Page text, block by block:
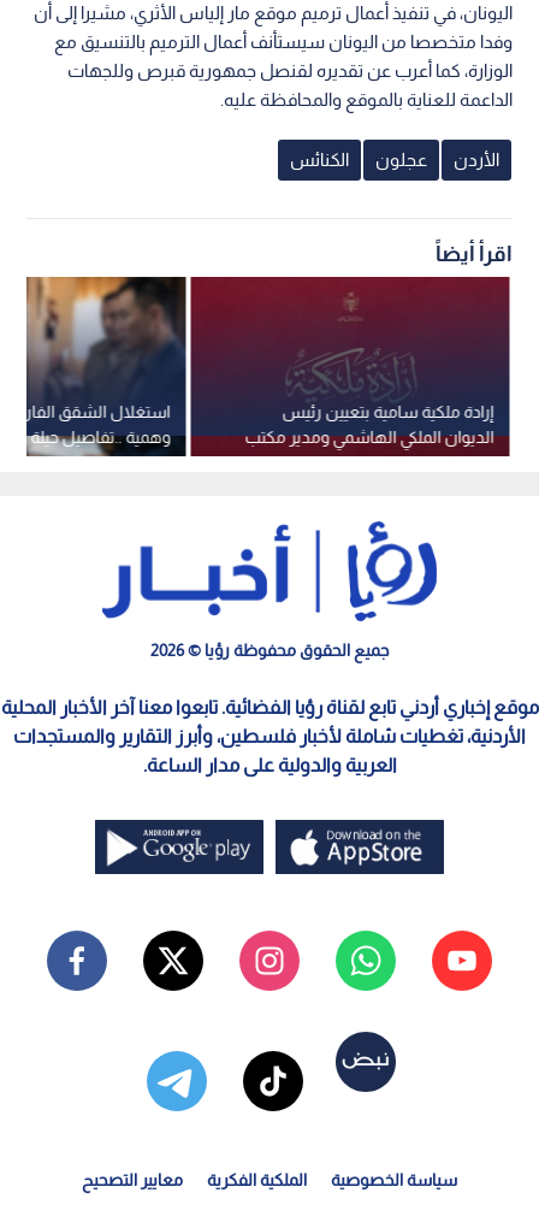
اليونان، في تنفيذ أعمال ترميم موقع مار إلياس الأثري، مشيرا إلى أن
وفدا متخصصا من اليونان سيستأنف أعمال الترميم بالتنسيق مع
الوزارة، كما أعرب عن تقديره لقنصل جمهورية قبرص وللجهات
الداعمة للعناية بالموقع والمحافظة عليه.
الأردن عجلون الكنائس
اقرأ أيضاً
استغلال الشقق الفارغة
وهمية ..تفاصيل حيلة
في عمان
إرادة ملكية سامية بتعيين رئيس
الديوان الملكي الهاشمي ومدير مكتب
جلالة الملك عضوين في مجلس الأمن
جميع الحقوق محفوظة رؤيا © 2026
موقع إخباري أردني تابع لقناة رؤيا الفضائية. تابعوا معنا آخر الأخبار المحلية
الأردنية، تغطيات شاملة لأخبار فلسطين، وأبرز التقارير والمستجدات
العربية والدولية على مدار الساعة.
سياسة الخصوصية الملكية الفكرية معايير التصحيح